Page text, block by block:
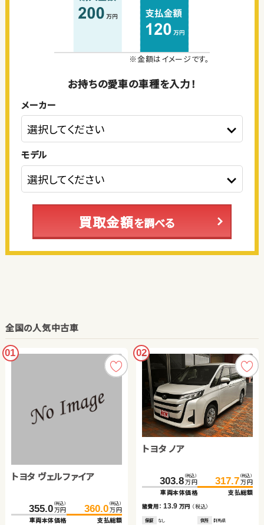
※金額はイメージです。
お持ちの愛車の車種を入力！
メーカー
モデル
買取金額を調べる
全国の人気中古車
01
トヨタ ヴェルファイア
355.0 （税込）
万円
車両本体価格
360.0 （税込）
万円
支払総額
02
トヨタ ノア
303.8 （税込）
万円
車両本体価格
317.7 （税込）
万円
支払総額
諸費用：13.9 万円 （税込）
保証 なし 住所 群馬県